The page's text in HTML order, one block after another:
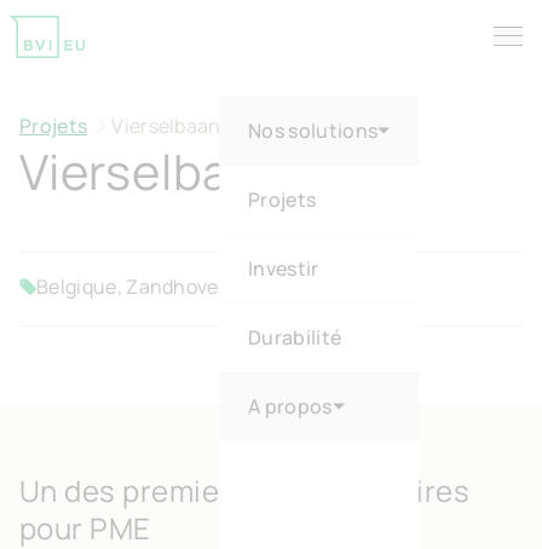
Nos solutions
Projets
Investir
Durabilité
A propos
Vierselbaan
Projets Vierselbaan
Belgique, Zandhoven
Un des premiers parcs d’affaires
pour PME